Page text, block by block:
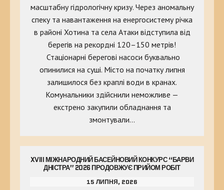
масштабну гідрологічну кризу. Через аномальну
спеку та навантаження на енергосистему річка
в районі Хотина та села Атаки відступила від
берегів на рекордні 120–150 метрів!
Стаціонарні берегові насоси буквально
опинилися на суші. Місто на початку липня
залишилося без краплі води в кранах.
Комунальники здійснили неможливе —
екстрено закупили обладнання та
змонтували…
XVIII МІЖНАРОДНИЙ БАСЕЙНОВИЙ КОНКУРС “БАРВИ
ДНІСТРА” 2026 ПРОДОВЖУЄ ПРИЙОМ РОБІТ
15 ЛИПНЯ, 2026